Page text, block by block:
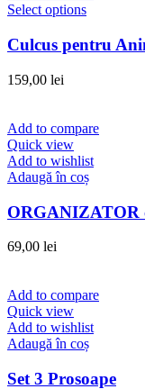
Select options
Culcus pentru
159,00 lei
Add to compare
Quick view
Add to wishlist
Adaugă în coș
ORGANIZATOR
69,00 lei
Add to compare
Quick view
Add to wishlist
Adaugă în coș
Set 3 Prosoape